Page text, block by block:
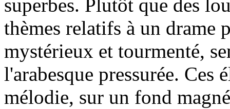
superbes. Plutôt que des
thèmes relatifs à un drame
mystérieux et tourmenté,
l'arabesque pressurée. Ces
mélodie, sur un fond